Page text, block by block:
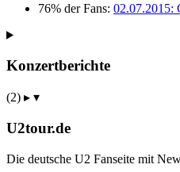
76% der Fans: 02.07.2015:
Konzertberichte
(2) ▸ ▾
U2tour.de
Die deutsche U2 Fanseite mit